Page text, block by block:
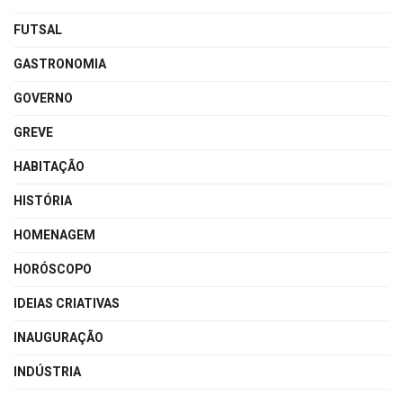
FUTSAL
GASTRONOMIA
GOVERNO
GREVE
HABITAÇÃO
HISTÓRIA
HOMENAGEM
HORÓSCOPO
IDEIAS CRIATIVAS
INAUGURAÇÃO
INDÚSTRIA